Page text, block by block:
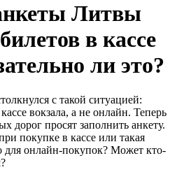
Литвы
в кассе
ли это?
с такой ситуацией:
вокзала, а не онлайн. Теперь
дорог просят заполнить анкету.
покупке в кассе или такая
для онлайн-покупок? Может кто-